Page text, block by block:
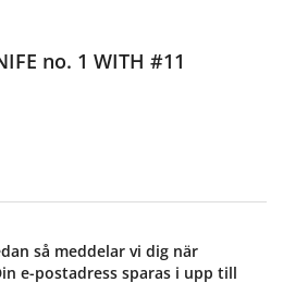
no. 1 WITH #11
så meddelar vi dig när
e-postadress sparas i upp till